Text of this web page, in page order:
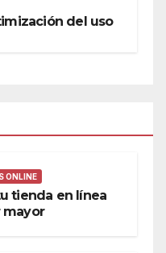
del uso
ONLINE
tienda en línea
mayor